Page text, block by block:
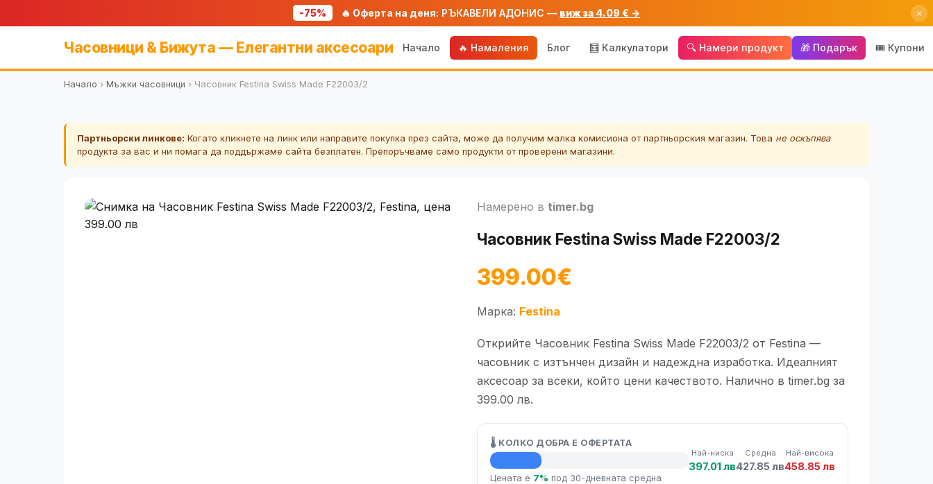
-75% 🔥 Оферта на деня: РЪКАВЕЛИ АДОНИС — виж за 4.09 € → ×
Часовници & Бижута — Елегантни аксесоари Начало 🔥 Намаления Блог 🧮 Калкулатори 🔍 Намери продукт 🎁 Подарък 🎟️ Купони
Начало › Мъжки часовници › Часовник Festina Swiss Made F22003/2
Партньорски линкове: Когато кликнете на линк или направите покупка през сайта, може да получим малка комисиона от партньорския магазин. Това не оскъпява
продукта за вас и ни помага да поддържаме сайта безплатен. Препоръчваме само продукти от проверени магазини.
Намерено в timer.bg
Часовник Festina Swiss Made F22003/2
399.00€
Марка: Festina
Открийте Часовник Festina Swiss Made F22003/2 от Festina —
часовник с изтънчен дизайн и надеждна изработка. Идеалният
аксесоар за всеки, който цени качеството. Налично в timer.bg за
399.00 лв.
🌡️ КОЛКО ДОБРА Е ОФЕРТАТА
💡 Средна цена
Цената е 7% под 30-дневната средна
Най-ниска
397.01 лв
Средна
427.85 лв
Най-висока
458.85 лв